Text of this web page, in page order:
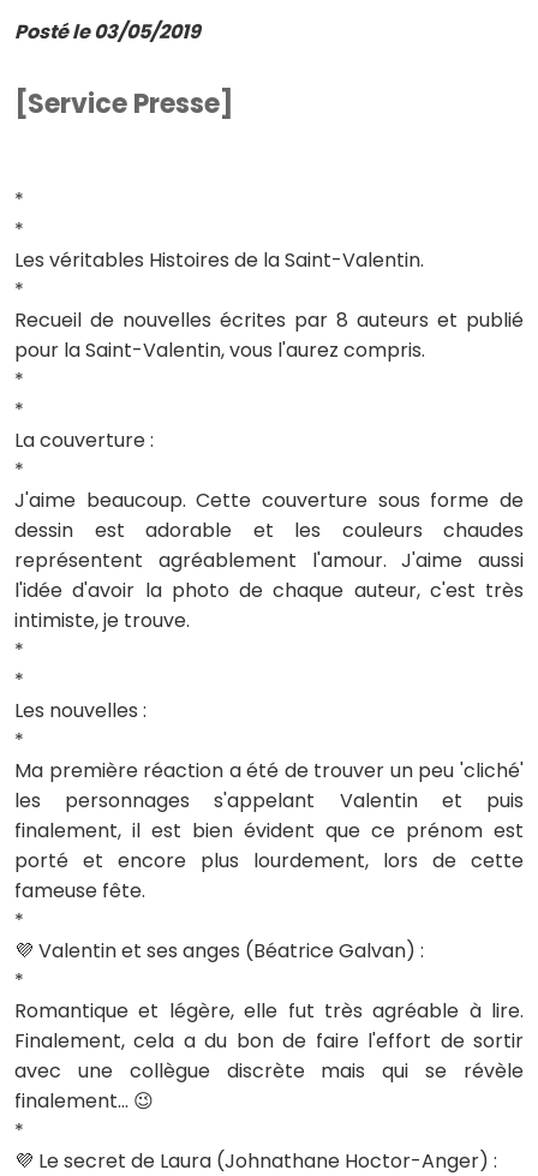
Posté le 03/05/2019
[Service Presse]
*
*
Les véritables Histoires de la Saint-Valentin.
*
Recueil de nouvelles écrites par 8 auteurs et publié
pour la Saint-Valentin, vous l'aurez compris.
*
*
La couverture :
*
J'aime beaucoup. Cette couverture sous forme de
dessin est adorable et les couleurs chaudes
représentent agréablement l'amour. J'aime aussi
l'idée d'avoir la photo de chaque auteur, c'est très
intimiste, je trouve.
*
*
Les nouvelles :
*
Ma première réaction a été de trouver un peu 'cliché'
les personnages s'appelant Valentin et puis
finalement, il est bien évident que ce prénom est
porté et encore plus lourdement, lors de cette
fameuse fête.
*
💜 Valentin et ses anges (Béatrice Galvan) :
*
Romantique et légère, elle fut très agréable à lire.
Finalement, cela a du bon de faire l'effort de sortir
avec une collègue discrète mais qui se révèle
finalement... 😉
*
💜 Le secret de Laura (Johnathane Hoctor-Anger) :